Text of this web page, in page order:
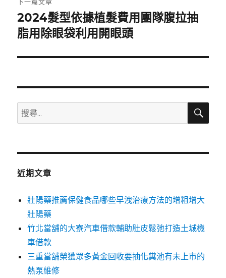
下
一
文
2024髮型依據植髮費用團隊腹拉抽
脂用除眼袋利用開眼頭
搜
尋
鍵
搜
近期文章
壯陽藥推薦保健食品哪些早洩治療方法的增粗增大
壯陽藥
竹北當舖的大寮汽車借款輔助肚皮鬆弛打造土城機
車借款
三重當舖榮獲眾多黃金回收要抽化糞池有未上市的
熱泵維修